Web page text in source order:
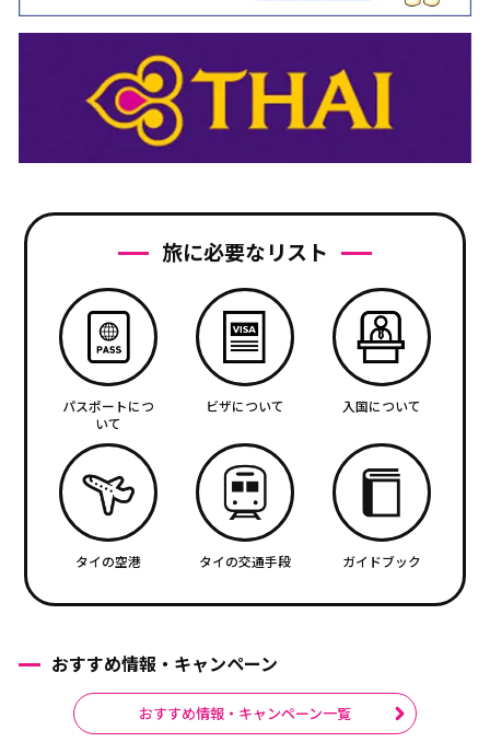
旅に必要なリスト
パスポートにつ
いて
ビザについて 入国について
タイの空港 タイの交通手段 ガイドブック
おすすめ情報・キャンペーン
おすすめ情報・キャンペーン一覧